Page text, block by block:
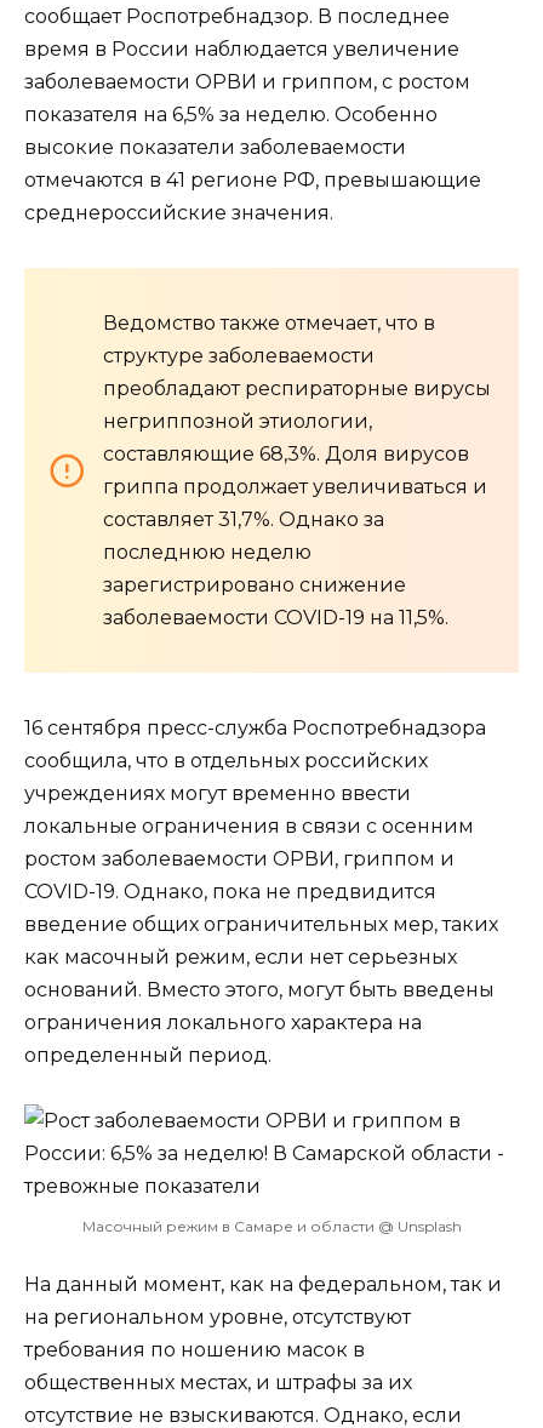
сообщает Роспотребнадзор. В последнее
время в России наблюдается увеличение
заболеваемости ОРВИ и гриппом, с ростом
показателя на 6,5% за неделю. Особенно
высокие показатели заболеваемости
отмечаются в 41 регионе РФ, превышающие
среднероссийские значения.
Ведомство также отмечает, что в
структуре заболеваемости
преобладают респираторные вирусы
негриппозной этиологии,
составляющие 68,3%. Доля вирусов
гриппа продолжает увеличиваться и
составляет 31,7%. Однако за
последнюю неделю
зарегистрировано снижение
заболеваемости COVID-19 на 11,5%.
16 сентября пресс-служба Роспотребнадзора
сообщила, что в отдельных российских
учреждениях могут временно ввести
локальные ограничения в связи с осенним
ростом заболеваемости ОРВИ, гриппом и
COVID-19. Однако, пока не предвидится
введение общих ограничительных мер, таких
как масочный режим, если нет серьезных
оснований. Вместо этого, могут быть введены
ограничения локального характера на
определенный период.
Масочный режим в Самаре и области @ Unsplash
На данный момент, как на федеральном, так и
на региональном уровне, отсутствуют
требования по ношению масок в
общественных местах, и штрафы за их
отсутствие не взыскиваются. Однако, если